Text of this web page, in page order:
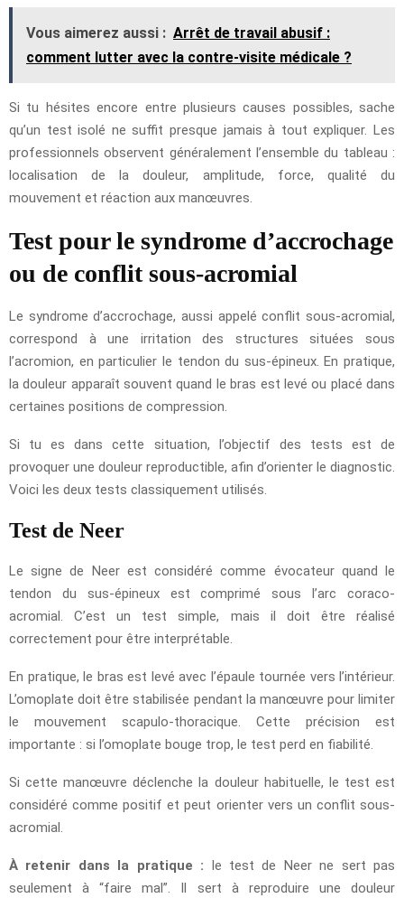
Vous aimerez aussi : Arrêt de travail abusif :
comment lutter avec la contre-visite médicale ?
Si tu hésites encore entre plusieurs causes possibles, sache
qu’un test isolé ne suffit presque jamais à tout expliquer. Les
professionnels observent généralement l’ensemble du tableau :
localisation de la douleur, amplitude, force, qualité du
mouvement et réaction aux manœuvres.
Test pour le syndrome d’accrochage
ou de conflit sous-acromial
Le syndrome d’accrochage, aussi appelé conflit sous-acromial,
correspond à une irritation des structures situées sous
l’acromion, en particulier le tendon du sus-épineux. En pratique,
la douleur apparaît souvent quand le bras est levé ou placé dans
certaines positions de compression.
Si tu es dans cette situation, l’objectif des tests est de
provoquer une douleur reproductible, afin d’orienter le diagnostic.
Voici les deux tests classiquement utilisés.
Test de Neer
Le signe de Neer est considéré comme évocateur quand le
tendon du sus-épineux est comprimé sous l’arc coraco-
acromial. C’est un test simple, mais il doit être réalisé
correctement pour être interprétable.
En pratique, le bras est levé avec l’épaule tournée vers l’intérieur.
L’omoplate doit être stabilisée pendant la manœuvre pour limiter
le mouvement scapulo-thoracique. Cette précision est
importante : si l’omoplate bouge trop, le test perd en fiabilité.
Si cette manœuvre déclenche la douleur habituelle, le test est
considéré comme positif et peut orienter vers un conflit sous-
acromial.
À retenir dans la pratique : le test de Neer ne sert pas
seulement à “faire mal”. Il sert à reproduire une douleur